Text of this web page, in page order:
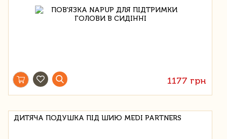
1177 грн
ДИТЯЧА ПОДУШКА ПІД ШИЮ MEDI PARTNERS